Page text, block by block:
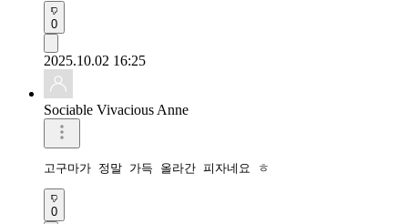
0
2025.10.02 16:25
Sociable Vivacious Anne
고구마가 정말 가득 올라간 피자네요 ㅎ
0